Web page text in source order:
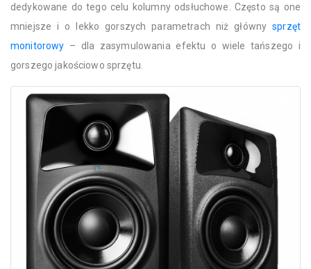
dedykowane do tego celu kolumny odsłuchowe. Często są one
mniejsze i o lekko gorszych parametrach niż głównysprzęt
monitorowy – dla zasymulowania efektu o wiele tańszego i
gorszego jakościowo sprzętu.